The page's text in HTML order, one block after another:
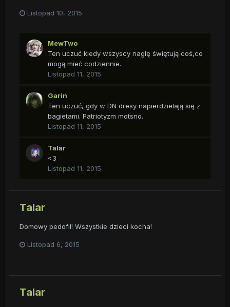
Listopad 10, 2015
MewTwo
Ten uczuć kiedy wszyscy naglę świętują coś,co
mogą mieć codziennie.
Listopad 11, 2015
Garin
Ten uczuć, gdy w DN dresy napierdzielają się z
bagietami. Patriotyzm motsno.
Listopad 11, 2015
Talar
<3
Listopad 11, 2015
Talar
Domowy pedofil! Wszystkie dzieci kocha!
Listopad 6, 2015
Talar